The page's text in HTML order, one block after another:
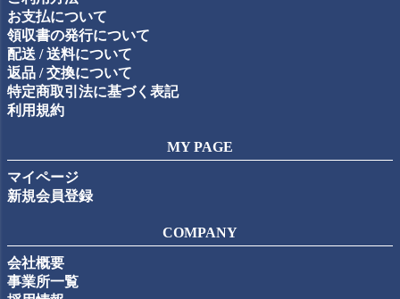
お支払について
領収書の発行について
配送 / 送料について
返品 / 交換について
特定商取引法に基づく表記
利用規約
MY PAGE
マイページ
新規会員登録
COMPANY
会社概要
事業所一覧